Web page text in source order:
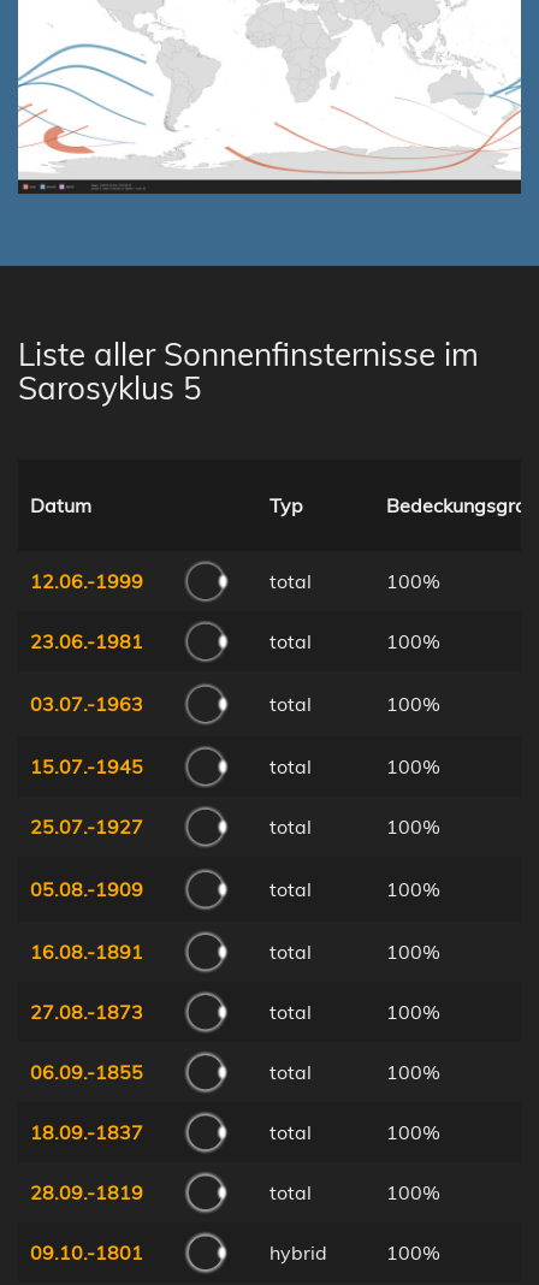
Liste aller Sonnenfinsternisse im
Sarosyklus 5
Datum Typ Bedeckungsgrad
12.06.-1999 total 100%
23.06.-1981 total 100%
03.07.-1963 total 100%
15.07.-1945 total 100%
25.07.-1927 total 100%
05.08.-1909 total 100%
16.08.-1891 total 100%
27.08.-1873 total 100%
06.09.-1855 total 100%
18.09.-1837 total 100%
28.09.-1819 total 100%
09.10.-1801 hybrid 100%